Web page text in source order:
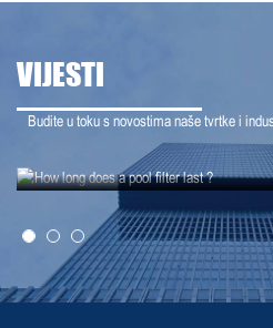
VIJESTI
Budite u toku s novostima naše tvrtke i
Koliko dugo traje filter za bazen?